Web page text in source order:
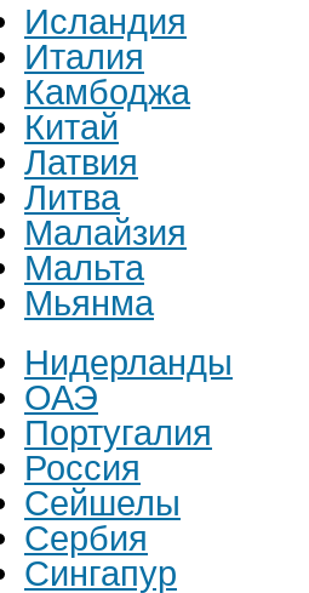
Исландия
Италия
Камбоджа
Китай
Латвия
Литва
Малайзия
Мальта
Мьянма
Нидерланды
ОАЭ
Португалия
Россия
Сейшелы
Сербия
Сингапур